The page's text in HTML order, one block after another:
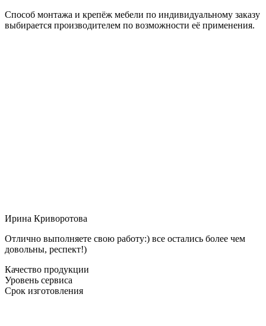
Способ монтажа и крепёж мебели по индивидуальному заказу
выбирается производителем по возможности её применения.
Ирина Криворотова
Отлично выполняете свою работу:) все остались более чем
довольны, респект!)
Качество продукции
Уровень сервиса
Срок изготовления